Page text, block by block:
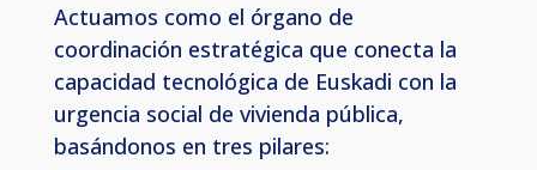
Actuamos como el órgano de
coordinación estratégica que conecta la
capacidad tecnológica de Euskadi con la
urgencia social de vivienda pública,
basándonos en tres pilares: